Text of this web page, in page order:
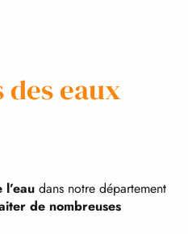
eaux
l’eau dans notre département
de nombreuses